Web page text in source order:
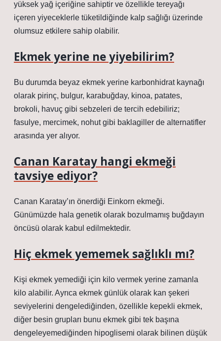
yüksek yağ içeriğine sahiptir ve özellikle tereyağı
içeren yiyeceklerle tüketildiğinde kalp sağlığı üzerinde
olumsuz etkilere sahip olabilir.
Ekmek yerine ne yiyebilirim?
Bu durumda beyaz ekmek yerine karbonhidrat kaynağı
olarak pirinç, bulgur, karabuğday, kinoa, patates,
brokoli, havuç gibi sebzeleri de tercih edebiliriz;
fasulye, mercimek, nohut gibi baklagiller de alternatifler
arasında yer alıyor.
Canan Karatay hangi ekmeği
tavsiye ediyor?
Canan Karatay’ın önerdiği Einkorn ekmeği.
Günümüzde hala genetik olarak bozulmamış buğdayın
öncüsü olarak kabul edilmektedir.
Hiç ekmek yememek sağlıklı mı?
Kişi ekmek yemediği için kilo vermek yerine zamanla
kilo alabilir. Ayrıca ekmek günlük olarak kan şekeri
seviyelerini dengelediğinden, özellikle kepekli ekmek,
diğer besin grupları bunu ekmek gibi tek başına
dengeleyemediğinden hipoglisemi olarak bilinen düşük